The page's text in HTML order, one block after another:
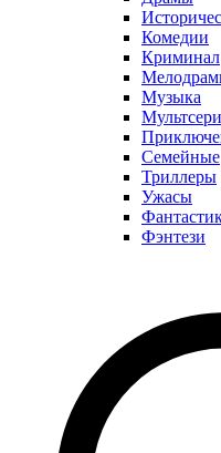
Комедии
Криминал
Музыка
Семейные
Триллеры
Ужасы
Фэнтези